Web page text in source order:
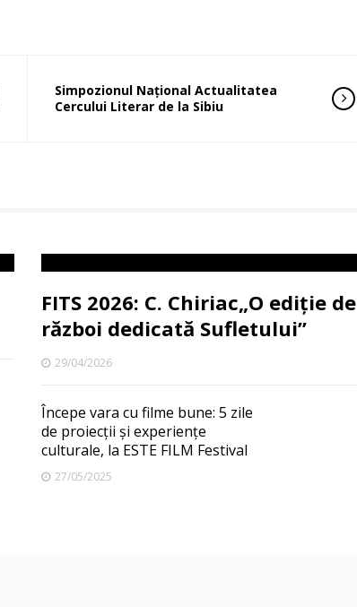
Simpozionul Naţional Actualitatea
Cercului Literar de la Sibiu
FITS 2026: C. Chiriac„O ediție de
război dedicată Sufletului”
29/04/2026
Începe vara cu filme bune: 5 zile
de proiecții și experiențe
culturale, la ESTE FILM Festival
27/05/2025